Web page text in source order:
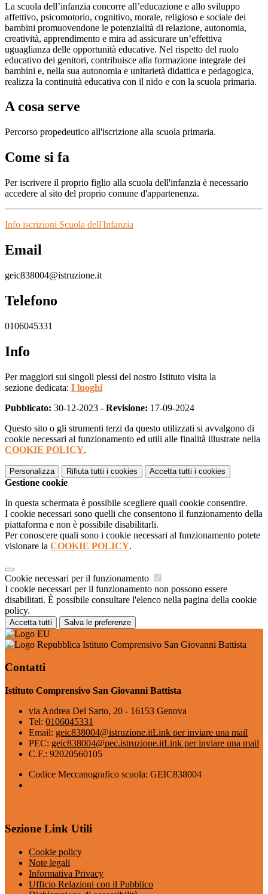
La scuola dell’infanzia concorre all’educazione e allo sviluppo
affettivo, psicomotorio, cognitivo, morale, religioso e sociale dei
bambini promuovendone le potenzialità di relazione, autonomia,
creatività, apprendimento e mira ad assicurare un’effettiva
uguaglianza delle opportunità educative. Nel rispetto del ruolo
educativo dei genitori, contribuisce alla formazione integrale dei
bambini e, nella sua autonomia e unitarietà didattica e pedagogica,
realizza la continuità educativa con il nido e con la scuola primaria.
A cosa serve
Percorso propedeutico all'iscrizione alla scuola primaria.
Come si fa
Per iscrivere il proprio figlio alla scuola dell'infanzia è necessario
accedere al sito del proprio comune d'appartenenza.
Info iscrizioni Scuola dell'Infanzia
Email
geic838004@istruzione.it
Telefono
0106045331
Info
Per maggiori sui singoli plessi del nostro Istituto visita la
sezione dedicata: I luoghi
Pubblicato: 30-12-2023 - Revisione: 17-09-2024
Questo sito o gli strumenti terzi da questo utilizzati si avvalgono di
cookie necessari al funzionamento ed utili alle finalità illustrate nella
COOKIE POLICY.
Personalizza Rifiuta tutti i cookies Accetta tutti i cookies
Gestione cookie
In questa schermata è possibile scegliere quali cookie consentire.
I cookie necessari sono quelli che consentono il funzionamento della
piattaforma e non è possibile disabilitarli.
Per conoscere quali sono i cookie necessari al funzionamento potete
visionare la COOKIE POLICY.
Cookie necessari per il funzionamento
I cookie necessari per il funzionamento non possono essere
disabilitati. È possibile consultare l'elenco nella pagina della cookie
policy.
Accetta tutti Salva le preferenze
Istituto Comprensivo San Giovanni Battista
Contatti
Istituto Comprensivo San Giovanni Battista
via Andrea Del Sarto, 20 - 16153 Genova
Tel: 0106045331
Email: geic838004@istruzione.itLink per inviare una mail
PEC: geic838004@pec.istruzione.itLink per inviare una mail
C.F.: 92020560105
Codice Meccanografico scuola: GEIC838004
Sezione Link Utili
Cookie policy
Note legali
Informativa Privacy
Ufficio Relazioni con il Pubblico